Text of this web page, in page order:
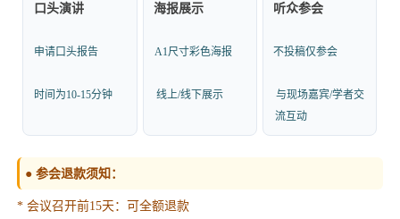
口头演讲
申请口头报告
时间为10-15分钟
海报展示
A1尺寸彩色海报
线上/线下展示
听众参会
不投稿仅参会
与现场嘉宾/学者交
流互动
● 参会退款须知：
* 会议召开前15天：可全额退款